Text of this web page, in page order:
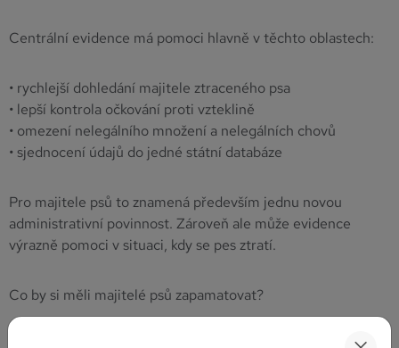
Centrální evidence má pomoci hlavně v těchto oblastech:
• rychlejší dohledání majitele ztraceného psa
• lepší kontrola očkování proti vzteklině
• omezení nelegálního množení a nelegálních chovů
• sjednocení údajů do jedné státní databáze
Pro majitele psů to znamená především jednu novou
administrativní povinnost. Zároveň ale může evidence
výrazně pomoci v situaci, kdy se pes ztratí.
Co by si měli majitelé psů zapamatovat?